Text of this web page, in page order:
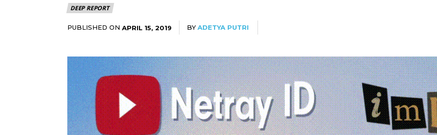
DEEP REPORT
PUBLISHED ON APRIL 15, 2019 BYADETYA PUTRI